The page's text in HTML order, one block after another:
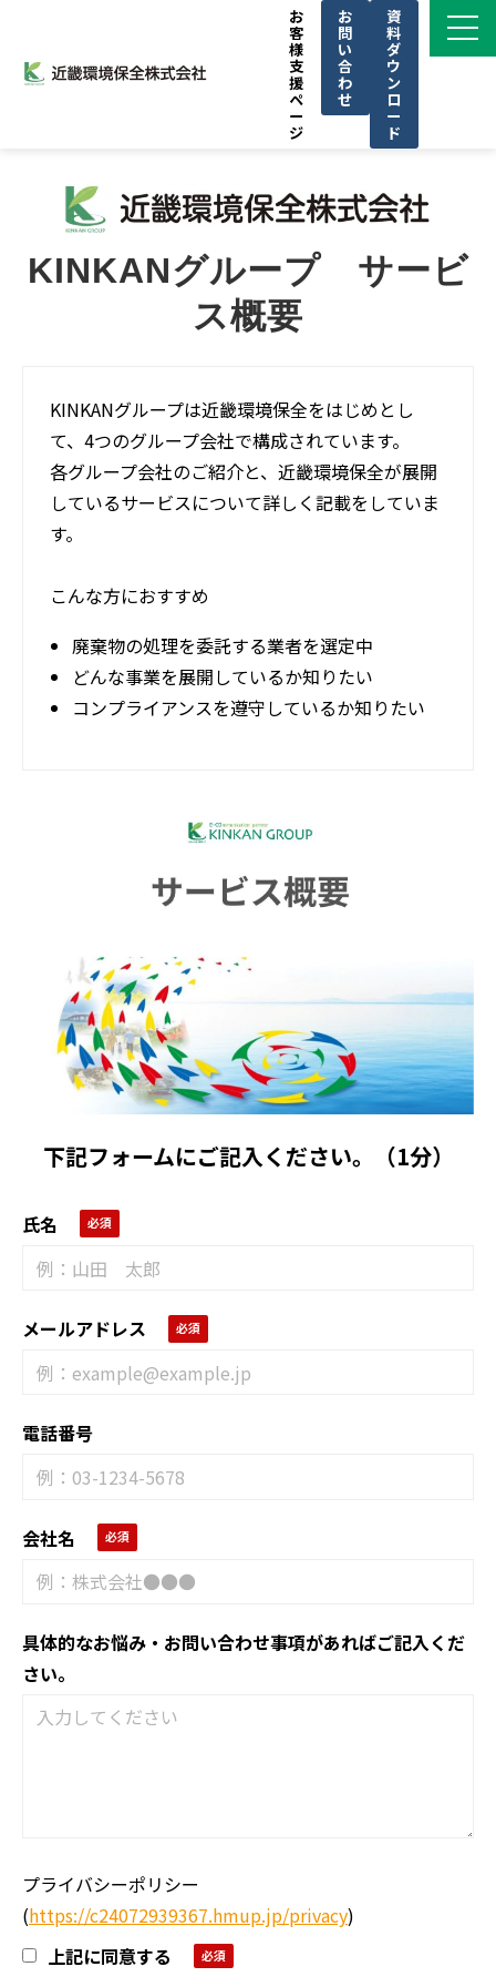
お
客
様
支
援
ペ
ー
ジ
お
問
い
合
わ
せ
資
料
ダ
ウ
ン
ロ
ー
ド
私たちの強み
ブログ
お知らせ
CSR
セミナー
KINKANグループ　サービ
ス概要
KINKANグループは近畿環境保全をはじめとし
て、4つのグループ会社で構成されています。
各グループ会社のご紹介と、近畿環境保全が展開
しているサービスについて詳しく記載をしていま
す。
こんな方におすすめ
廃棄物の処理を委託する業者を選定中
どんな事業を展開しているか知りたい
コンプライアンスを遵守しているか知りたい
下記フォームにご記入ください。（1分）
氏名
メールアドレス
電話番号
会社名
具体的なお悩み・お問い合わせ事項があればご記入くだ
さい。
プライバシーポリシー
(https://c24072939367.hmup.jp/privacy)
上記に同意する